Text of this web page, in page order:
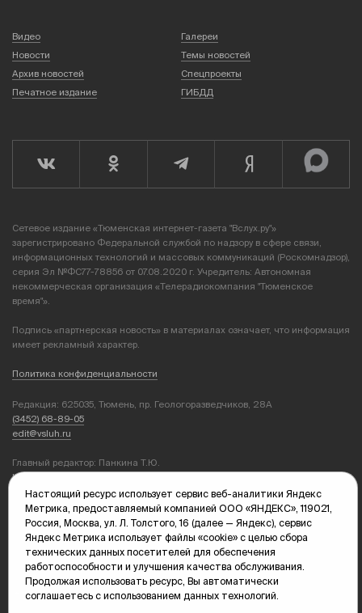
Видео
Галереи
Новости
Темы новостей
Архив новостей
Спецпроекты
Печатное издание
ГИБДД
Сетевое издание «Тюменская интернет-газета "Вслух.ру"»
зарегистрировано Федеральной службой по надзору в сфере связи,
информационных технологий и массовых коммуникаций (Роскомнадзор),
серия Эл №ФС77-78856 от 07.08.2020 г. Учредитель: Автономная
некоммерческая организация «Телерадиокомпания "Тюменское
время"».
Подпись «партнерская новость» в материалах означает, что информация
имеет рекламный характер.
Политика конфиденциальности
Редакция: 625035, Тюмень, пр. Геологоразведчиков, 28А
(3452) 68-89-05
edit@vsluh.ru
Главный редактор: Панкина Т.Ю.
kika@vsluh.ru
По вопросам рекламы:
(3452) 68-89-78
kotovaev@sibinformburo.ru
mim@vsluh.ru
Настоящий ресурс использует сервис веб-аналитики Яндекс
Метрика, предоставляемый компанией ООО «ЯНДЕКС», 119021,
Россия, Москва, ул. Л. Толстого, 16 (далее — Яндекс), сервис
Яндекс Метрика использует файлы «cookie» с целью сбора
технических данных посетителей для обеспечения
работоспособности и улучшения качества обслуживания.
Продолжая использовать ресурс, Вы автоматически
соглашаетесь с использованием данных технологий.